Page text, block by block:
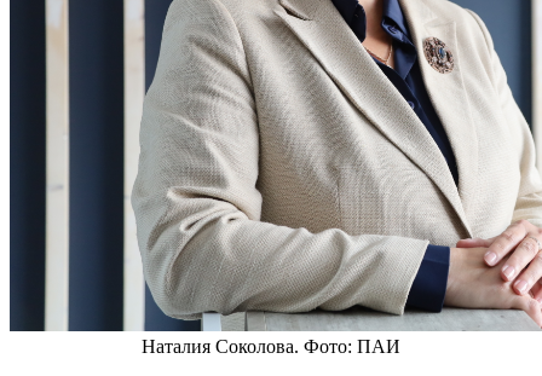
Наталия Соколова. Фото: ПАИ